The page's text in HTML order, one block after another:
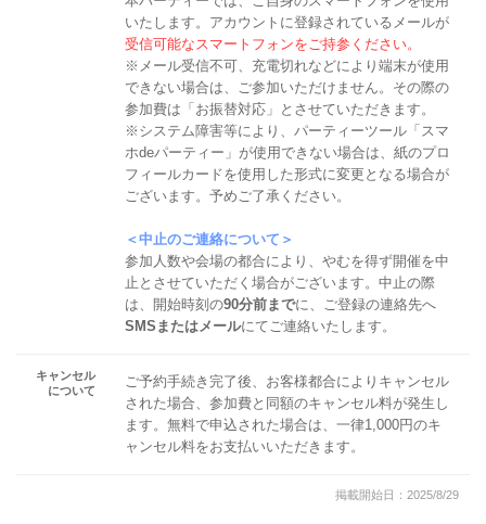
いたします。アカウントに登録されているメールが
受信可能なスマートフォンをご持参ください。
※メール受信不可、充電切れなどにより端末が使用
できない場合は、ご参加いただけません。その際の
参加費は「お振替対応」とさせていただきます。
※システム障害等により、パーティーツール「スマ
ホdeパーティー」が使用できない場合は、紙のプロ
フィールカードを使用した形式に変更となる場合が
ございます。予めご了承ください。
＜中止のご連絡について＞
参加人数や会場の都合により、やむを得ず開催を中
止とさせていただく場合がございます。中止の際
は、開始時刻の90分前までに、ご登録の連絡先へ
SMSまたはメールにてご連絡いたします。
キャンセル
について
ご予約手続き完了後、お客様都合によりキャンセル
された場合、参加費と同額のキャンセル料が発生し
ます。無料で申込された場合は、一律1,000円のキ
ャンセル料をお支払いいただきます。
掲載開始日：2025/8/29